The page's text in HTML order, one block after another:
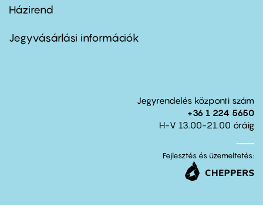
Footer
second
Házirend
Jegyvásárlási információk
Jegyrendelés központi szám
+36 1 224 5650
H-V 13.00-21.00 óráig
Fejlesztés és üzemeltetés: